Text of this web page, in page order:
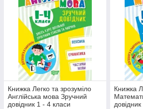
Книжка Легко та зрозуміло
Англійська мова Зручний
довідник 1 - 4 класи
Книжка